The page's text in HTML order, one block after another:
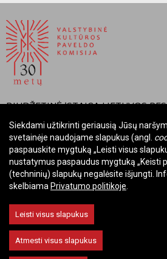
BIUDŽETINĖ ĮSTAIGA LIETUVOS
VALSTYBINĖ KULTŪROS PAVELDO
Įmonės kodas: Juridinių asmenų registre
Adresas: Rūdninkų g. 13, 01135 Vilnius
Telefonas: +370 699 13972
El. paštas: komisija@vkpk.lt
Siekdami užtikrinti geriausią Jūsų
svetainėje naudojame slapukus (angl.
paspauskite mygtuką „Leisti visus
nustatymus paspaudus mygtuką „Keisti
(techninių) slapukų negalėsite išjungti.
skelbiama Privatumo politikoje
Leisti visus slapukus
Atmesti visus slapukus